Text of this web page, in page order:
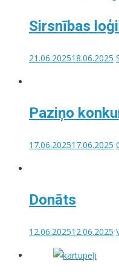
Sirsnības
21.06.202518.06.2025
Paziņo
17.06.202517.06.2025
Donāts
12.06.202512.06.2025